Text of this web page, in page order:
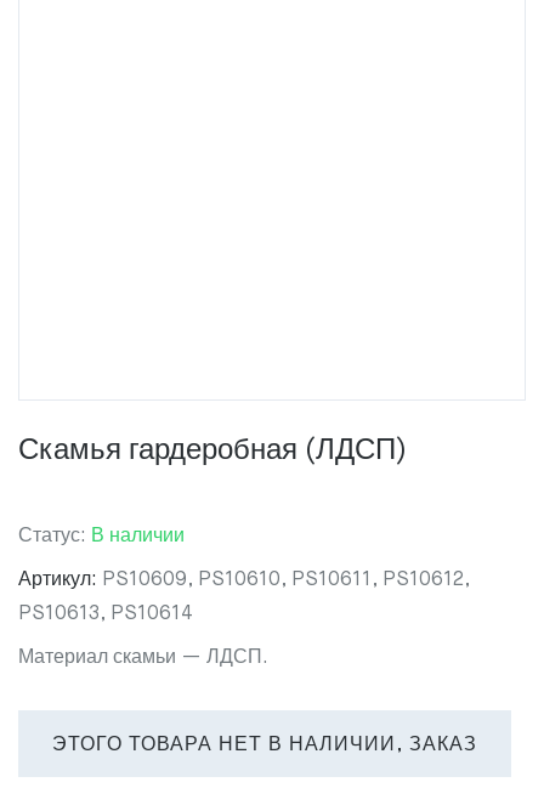
Скамья гардеробная (ЛДСП)
Статус: В наличии
Артикул: PS10609, PS10610, PS10611, PS10612,
PS10613, PS10614
Материал скамьи — ЛДСП.
ЭТОГО ТОВАРА НЕТ В НАЛИЧИИ, ЗАКАЗ